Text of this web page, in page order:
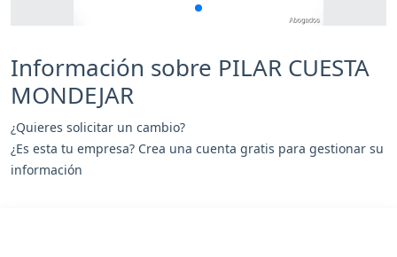
Información sobre PILAR CUESTA
MONDEJAR
¿Quieres solicitar un cambio?
¿Es esta tu empresa? Crea una cuenta gratis para gestionar su
información